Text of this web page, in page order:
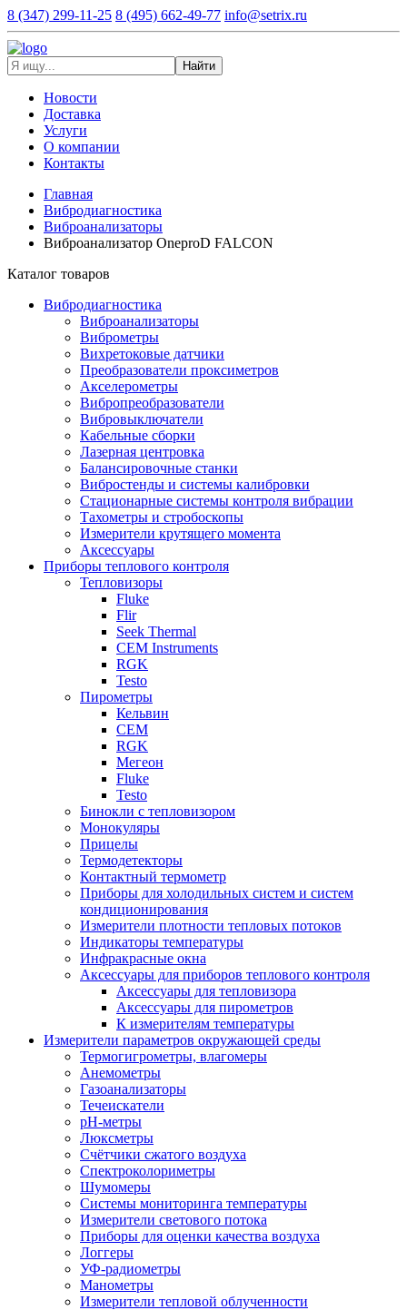
8 (347) 299-11-25 8 (495) 662-49-77 info@setrix.ru
Найти
Новости
Доставка
Услуги
О компании
Контакты
Главная
Вибродиагностика
Виброанализаторы
Виброанализатор OneproD FALCON
Каталог товаров
Вибродиагностика
Виброанализаторы
Виброметры
Вихретоковые датчики
Преобразователи проксиметров
Акселерометры
Вибропреобразователи
Вибровыключатели
Кабельные сборки
Лазерная центровка
Балансировочные станки
Вибростенды и системы калибровки
Стационарные системы контроля вибрации
Тахометры и стробоскопы
Измерители крутящего момента
Аксессуары
Приборы теплового контроля
Тепловизоры
Fluke
Flir
Seek Thermal
CEM Instruments
RGK
Testo
Пирометры
Кельвин
CEM
RGK
Мегеон
Fluke
Testo
Бинокли с тепловизором
Монокуляры
Прицелы
Термодетекторы
Контактный термометр
Приборы для холодильных систем и систем
кондиционирования
Измерители плотности тепловых потоков
Индикаторы температуры
Инфракрасные окна
Аксессуары для приборов теплового контроля
Аксессуары для тепловизора
Аксессуары для пирометров
К измерителям температуры
Измерители параметров окружающей среды
Термогигрометры, влагомеры
Анемометры
Газоанализаторы
Течеискатели
pH-метры
Люксметры
Счётчики сжатого воздуха
Спектроколориметры
Шумомеры
Системы мониторинга температуры
Измерители светового потока
Приборы для оценки качества воздуха
Логгеры
УФ-радиометры
Манометры
Измерители тепловой облученности